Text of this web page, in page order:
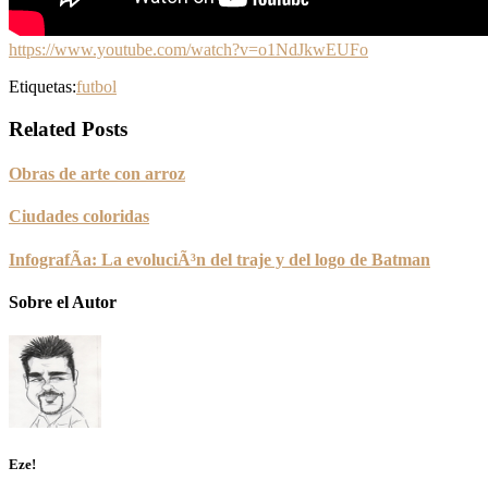
https://www.youtube.com/watch?v=o1NdJkwEUFo
Etiquetas:futbol
Related Posts
Obras de arte con arroz
Ciudades coloridas
InfografÃ­a: La evoluciÃ³n del traje y del logo de Batman
Sobre el Autor
Eze!